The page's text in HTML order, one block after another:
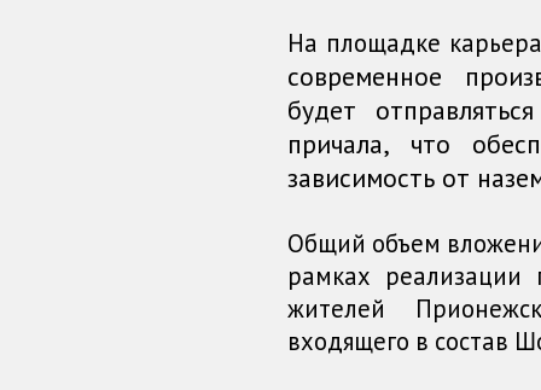
На площадке к
современное
будет
причала, что
зависимость от
Общий объем
рамках реализации
жителей
входящего в состав